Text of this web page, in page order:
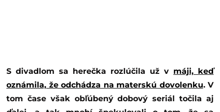
S divadlom sa herečka rozlúčila už v máji, keď
oznámila, že odchádza na materskú dovolenku. V
tom čase však obľúbený dobový seriál točila aj